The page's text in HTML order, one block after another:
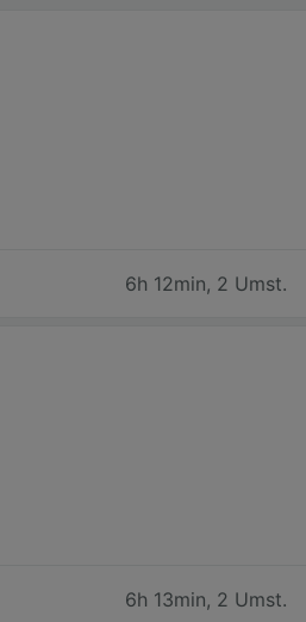
6h 12min, 2 Umst.
6h 13min, 2 Umst.